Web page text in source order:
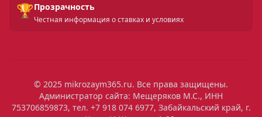
🏆Прозрачность
Честная информация о ставках и условиях
© 2025 mikrozaym365.ru. Все права защищены.
Администратор сайта: Мещеряков М.С., ИНН
753706859873, тел. +7 918 074 6977, Забайкальский край, г.